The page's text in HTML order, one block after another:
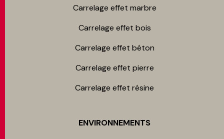
Carrelage effet marbre
Carrelage effet bois
Carrelage effet béton
Carrelage effet pierre
Carrelage effet résine
ENVIRONNEMENTS